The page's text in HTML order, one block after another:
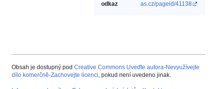
odkaz
as.cz/pageid/41138
Obsah je dostupný pod Creative Commons Uveďte autora-Nevyužívejte
dílo komerčně-Zachovejte licenci, pokud není uvedeno jinak.